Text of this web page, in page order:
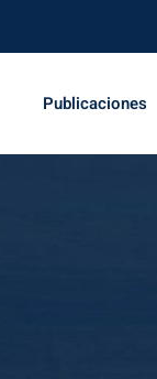
Publicaciones